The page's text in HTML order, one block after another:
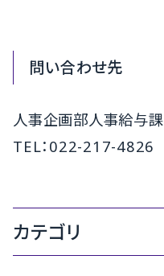
問い合わせ先
人事企画部人事給与課
TEL：022-217-4826
カテゴリ